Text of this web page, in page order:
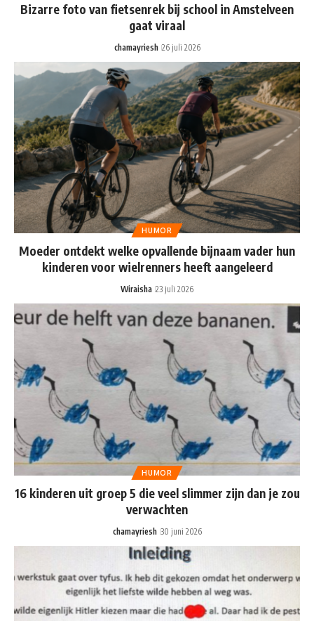
Bizarre foto van fietsenrek bij school in Amstelveen
gaat viraal
chamayriesh 26 juli 2026
HUMOR
Moeder ontdekt welke opvallende bijnaam vader hun
kinderen voor wielrenners heeft aangeleerd
Wiraisha 23 juli 2026
HUMOR
16 kinderen uit groep 5 die veel slimmer zijn dan je zou
verwachten
chamayriesh 30 juni 2026